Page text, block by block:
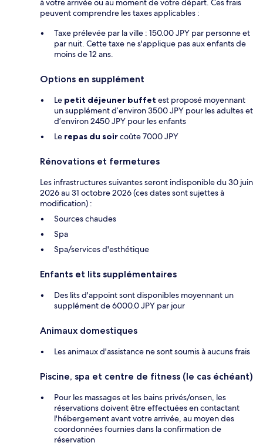
à votre arrivée ou au moment de votre départ. Ces frais
peuvent comprendre les taxes applicables :
Taxe prélevée par la ville : 150.00 JPY par personne et
par nuit. Cette taxe ne s'applique pas aux enfants de
moins de 12 ans.
Options en supplément
Le petit déjeuner buffet est proposé moyennant
un supplément d’environ 3500 JPY pour les adultes et
d’environ 2450 JPY pour les enfants
Le repas du soircoûte 7000 JPY
Rénovations et fermetures
Les infrastructures suivantes seront indisponible du 30 juin
2026 au 31 octobre 2026 (ces dates sont sujettes à
modification) :
Sources chaudes
Spa
Spa/services d'esthétique
Enfants et lits supplémentaires
Des lits d'appoint sont disponibles moyennant un
supplément de 6000.0 JPY par jour
Animaux domestiques
Les animaux d'assistance ne sont soumis à aucuns frais
Piscine, spa et centre de fitness (le cas échéant)
Pour les massages et les bains privés/onsen, les
réservations doivent être effectuées en contactant
l'hébergement avant votre arrivée, au moyen des
coordonnées fournies dans la confirmation de
réservation